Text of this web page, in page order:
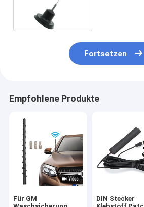
Fortsetzen
Empfohlene Produkte
Für GM
DIN Stecker